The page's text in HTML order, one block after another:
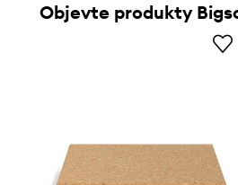
Objevte produkty